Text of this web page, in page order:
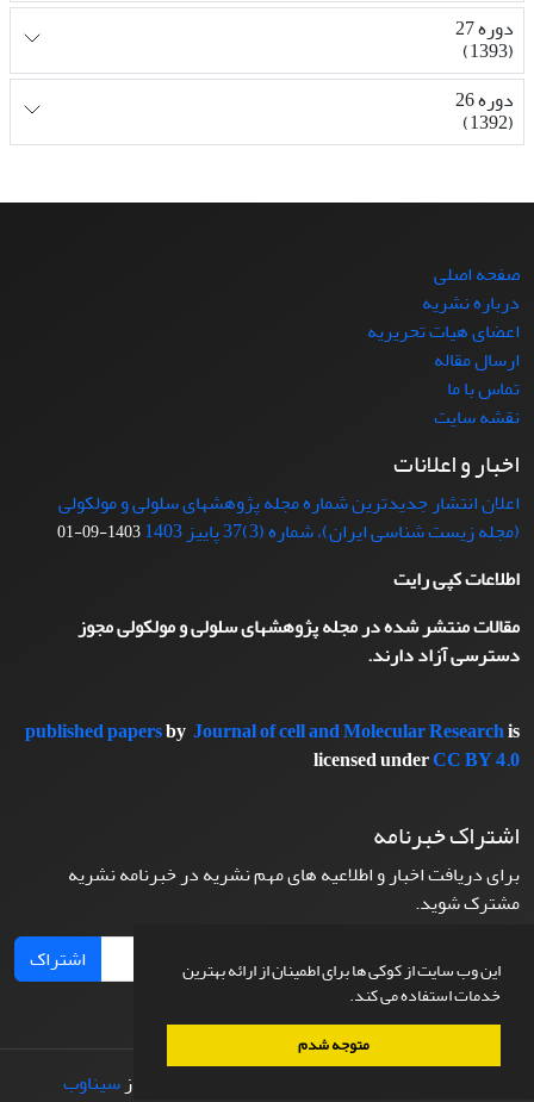
این وب سایت از کوکی ها برای اطمینان از ارائه بهترین
خدمات استفاده می کند.
متوجه شدم
دوره 27
(1393)
دوره 26
(1392)
صفحه اصلی
درباره نشریه
اعضای هیات تحریریه
ارسال مقاله
تماس با ما
نقشه سایت
اخبار و اعلانات
اعلان انتشار جدیدترین شماره مجله پژوهشهای سلولی و مولکولی
(مجله زیست شناسی ایران)، شماره (3)37 پاییز 1403
1403-09-01
اطلاعات کپی رایت
مقالات منتشر شده در مجله پژوهشهای سلولی و مولکولی مجوز
دسترسی آزاد دارند.
published papersby Journal of cell and Molecular Researchis
licensed underCC BY 4.0
اشتراک خبرنامه
برای دریافت اخبار و اطلاعیه های مهم نشریه در خبرنامه نشریه
مشترک شوید.
اشتراک
طراحی و پیاده سازی ازسیناوب